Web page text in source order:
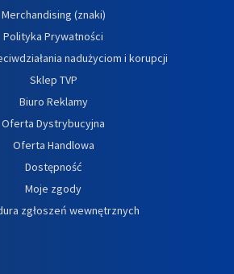
Merchandising (znaki)
Polityka Prywatności
nadużyciom i korupcji
Sklep TVP
Biuro Reklamy
Oferta Dystrybucyjna
Oferta Handlowa
Dostępność
Moje zgody
zgłoszeń wewnętrznych